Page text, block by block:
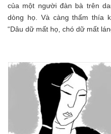
của một người đàn bà trên
dòng họ. Và càng thấm thía
“Dâu dữ mất họ, chó dữ mất